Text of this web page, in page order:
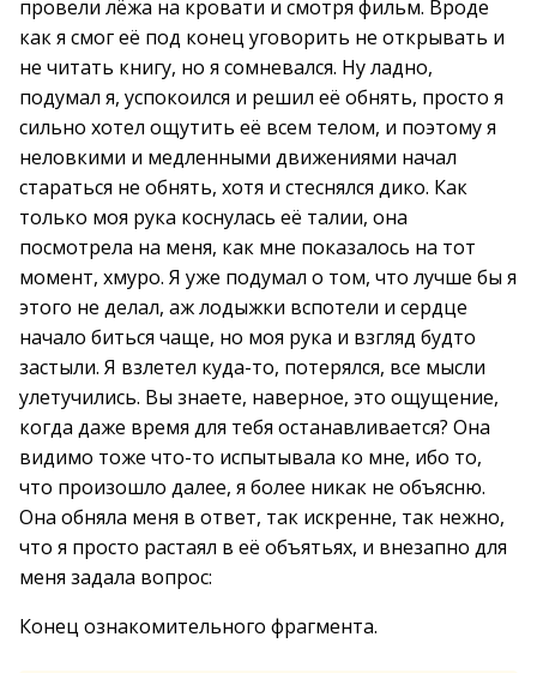
провели лёжа на кровати и смотря фильм. Вроде
как я смог её под конец уговорить не открывать и
не читать книгу, но я сомневался. Ну ладно,
подумал я, успокоился и решил её обнять, просто я
сильно хотел ощутить её всем телом, и поэтому я
неловкими и медленными движениями начал
стараться не обнять, хотя и стеснялся дико. Как
только моя рука коснулась её талии, она
посмотрела на меня, как мне показалось на тот
момент, хмуро. Я уже подумал о том, что лучше бы я
этого не делал, аж лодыжки вспотели и сердце
начало биться чаще, но моя рука и взгляд будто
застыли. Я взлетел куда-то, потерялся, все мысли
улетучились. Вы знаете, наверное, это ощущение,
когда даже время для тебя останавливается? Она
видимо тоже что-то испытывала ко мне, ибо то,
что произошло далее, я более никак не объясню.
Она обняла меня в ответ, так искренне, так нежно,
что я просто растаял в её объятьях, и внезапно для
меня задала вопрос:
Конец ознакомительного фрагмента.